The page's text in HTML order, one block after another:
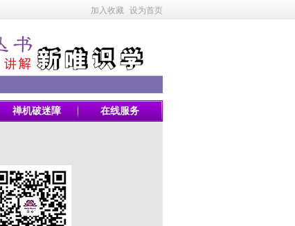
加入收藏 设为首页
禅机破迷障 在线服务